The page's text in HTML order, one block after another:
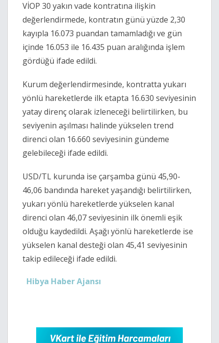
VİOP 30 yakın vade kontratına ilişkin
değerlendirmede, kontratın günü yüzde 2,30
kayıpla 16.073 puandan tamamladığı ve gün
içinde 16.053 ile 16.435 puan aralığında işlem
gördüğü ifade edildi.
Kurum değerlendirmesinde, kontratta yukarı
yönlü hareketlerde ilk etapta 16.630 seviyesinin
yatay direnç olarak izleneceği belirtilirken, bu
seviyenin aşılması halinde yükselen trend
direnci olan 16.660 seviyesinin gündeme
gelebileceği ifade edildi.
USD/TL kurunda ise çarşamba günü 45,90-
46,06 bandında hareket yaşandığı belirtilirken,
yukarı yönlü hareketlerde yükselen kanal
direnci olan 46,07 seviyesinin ilk önemli eşik
olduğu kaydedildi. Aşağı yönlü hareketlerde ise
yükselen kanal desteği olan 45,41 seviyesinin
takip edileceği ifade edildi.
Hibya Haber Ajansı